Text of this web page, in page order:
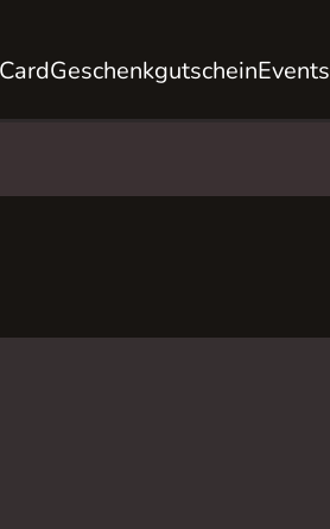
GeschenkgutscheinEvents